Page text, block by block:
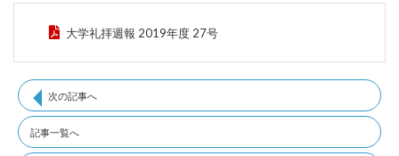
大学礼拝週報 2019年度 27号
次の記事へ
記事一覧へ